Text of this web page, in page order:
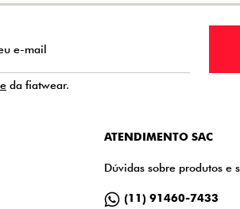
da fiatwear.
ATENDIMENTO SAC
Dúvidas sobre produtos e
(11) 91460-7433